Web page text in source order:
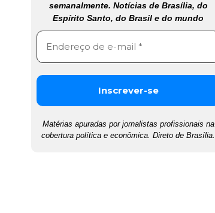
semanalmente. Notícias de Brasília, do
Espírito Santo, do Brasil e do mundo
Matérias apuradas por jornalistas profissionais na
cobertura política e econômica. Direto de Brasília.